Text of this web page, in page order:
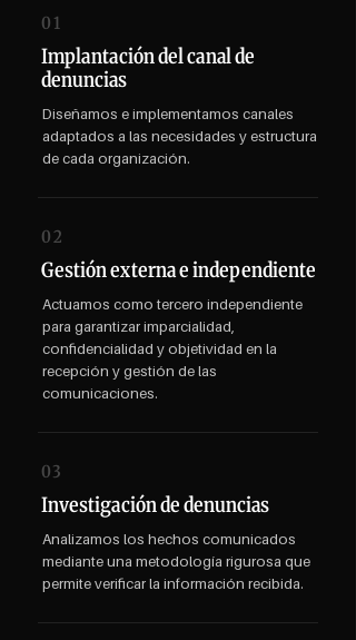
01
Implantación del canal de
denuncias
Diseñamos e implementamos canales
adaptados a las necesidades y estructura
de cada organización.
02
Gestión externa e independiente
Actuamos como tercero independiente
para garantizar imparcialidad,
confidencialidad y objetividad en la
recepción y gestión de las
comunicaciones.
03
Investigación de denuncias
Analizamos los hechos comunicados
mediante una metodología rigurosa que
permite verificar la información recibida.